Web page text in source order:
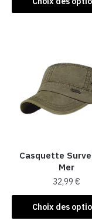
Les
être
la
page
du
Casquette
Mer​
32,99€
Choix desCe